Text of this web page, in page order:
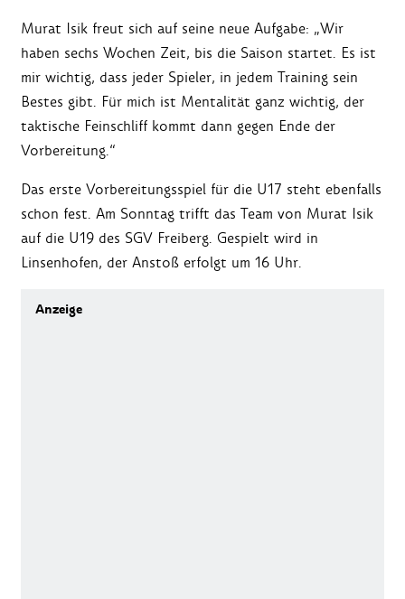
Murat Isik freut sich auf seine neue Aufgabe: „Wir
haben sechs Wochen Zeit, bis die Saison startet. Es ist
mir wichtig, dass jeder Spieler, in jedem Training sein
Bestes gibt. Für mich ist Mentalität ganz wichtig, der
taktische Feinschliff kommt dann gegen Ende der
Vorbereitung.“
Das erste Vorbereitungsspiel für die U17 steht ebenfalls
schon fest. Am Sonntag trifft das Team von Murat Isik
auf die U19 des SGV Freiberg. Gespielt wird in
Linsenhofen, der Anstoß erfolgt um 16 Uhr.